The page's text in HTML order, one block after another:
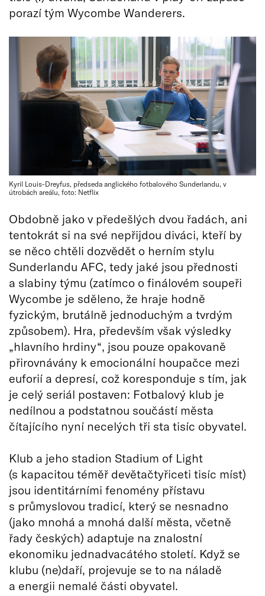
porazí tým Wycombe Wanderers.
Kyril Louis-Dreyfus, předseda anglického fotbalového Sunderlandu, v
útrobách areálu, foto: Netflix
Obdobně jako v předešlých dvou řadách, ani
tentokrát si na své nepřijdou diváci, kteří by
se něco chtěli dozvědět o herním stylu
Sunderlandu AFC, tedy jaké jsou přednosti
a slabiny týmu (zatímco o finálovém soupeři
Wycombe je sděleno, že hraje hodně
fyzickým, brutálně jednoduchým a tvrdým
způsobem). Hra, především však výsledky
„hlavního hrdiny“, jsou pouze opakovaně
přirovnávány k emocionální houpačce mezi
euforií a depresí, což koresponduje s tím, jak
je celý seriál postaven: Fotbalový klub je
nedílnou a podstatnou součástí města
čítajícího nyní necelých tři sta tisíc obyvatel.
Klub a jeho stadion Stadium of Light
(s kapacitou téměř devětačtyřiceti tisíc míst)
jsou identitárními fenomény přístavu
s průmyslovou tradicí, který se nesnadno
(jako mnohá a mnohá další města, včetně
řady českých) adaptuje na znalostní
ekonomiku jednadvacátého století. Když se
klubu (ne)daří, projevuje se to na náladě
a energii nemalé části obyvatel.